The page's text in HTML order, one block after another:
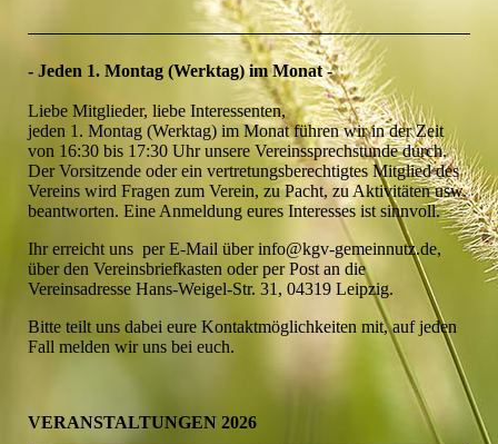
- Jeden 1. Montag (Werktag) im Monat -
Liebe Mitglieder, liebe Interessenten,
jeden 1. Montag (Werktag) im Monat führen wir in der Zeit
von 16:30 bis 17:30 Uhr unsere Vereinssprechstunde durch.
Der Vorsitzende oder ein vertretungsberechtigtes Mitglied des
Vereins wird Fragen zum Verein, zu Pacht, zu Aktivitäten usw.
beantworten. Eine Anmeldung eures Interesses ist sinnvoll.
Ihr erreicht uns per E-Mail über info@kgv-gemeinnutz.de,
über den Vereinsbriefkasten oder per Post an die
Vereinsadresse Hans-Weigel-Str. 31, 04319 Leipzig.
Bitte teilt uns dabei eure Kontaktmöglichkeiten mit, auf jeden
Fall melden wir uns bei euch.
VERANSTALTUNGEN 2026